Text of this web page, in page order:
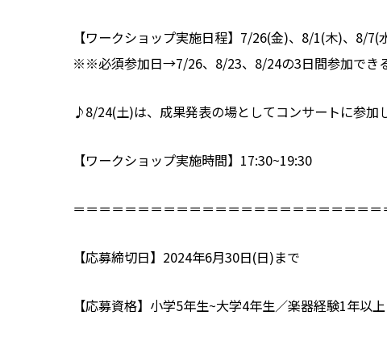
【ワークショップ実施日程】7/26(金)、8/1(木)、8/
※※必須参加日→7/26、8/23、8/24の3日間参加で
♪8/24(土)は、成果発表の場としてコンサートに参加
【ワークショップ実施時間】17:30~19:30
＝＝＝＝＝＝＝＝＝＝＝＝＝＝＝＝＝＝＝＝＝＝＝＝
【応募締切日】2024年6月30日(日)まで
【応募資格】小学5年生~大学4年生／楽器経験1年